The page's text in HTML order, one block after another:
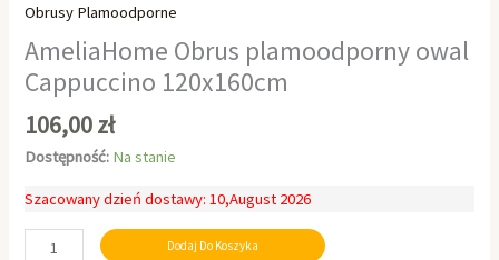
Obrusy Plamoodporne
AmeliaHome Obrus plamoodporny owal
Cappuccino 120x160cm
106,00zł
Dostępność: Na stanie
Szacowany dzień dostawy: 10,August 2026
Dodaj Do Koszyka